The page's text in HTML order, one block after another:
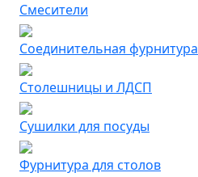
Смесители
Соединительная фурнитура
Столешницы и ЛДСП
Сушилки для посуды
Фурнитура для столов